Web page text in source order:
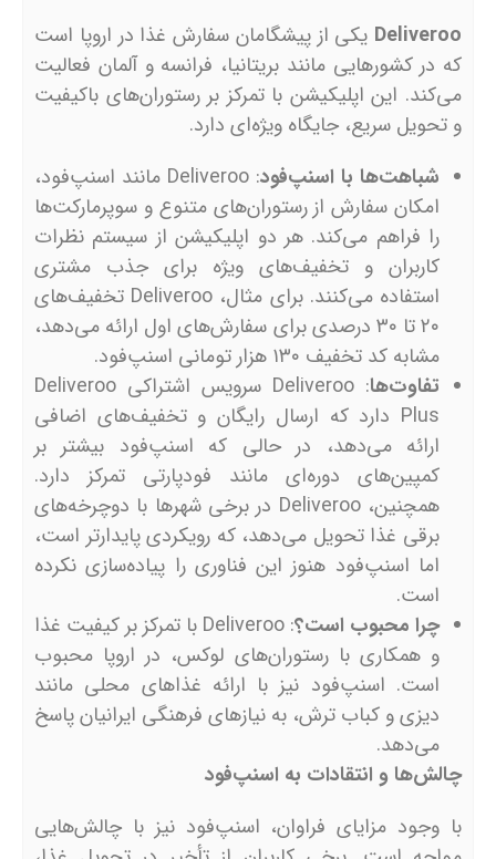
Deliveroo یکی از پیشگامان سفارش غذا در اروپا است
که در کشورهایی مانند بریتانیا، فرانسه و آلمان فعالیت
می‌کند. این اپلیکیشن با تمرکز بر رستوران‌های باکیفیت
و تحویل سریع، جایگاه ویژه‌ای دارد.
شباهت‌ها با اسنپ‌فود
: Deliveroo مانند اسنپ‌فود،
امکان سفارش از رستوران‌های متنوع و سوپرمارکت‌ها
را فراهم می‌کند. هر دو اپلیکیشن از سیستم نظرات
کاربران و تخفیف‌های ویژه برای جذب مشتری
استفاده می‌کنند. برای مثال، Deliveroo تخفیف‌های
۲۰ تا ۳۰ درصدی برای سفارش‌های اول ارائه می‌دهد،
مشابه کد تخفیف ۱۳۰ هزار تومانی اسنپ‌فود.
تفاوت‌ها
: Deliveroo سرویس اشتراکی Deliveroo
Plus دارد که ارسال رایگان و تخفیف‌های اضافی
ارائه می‌دهد، در حالی که اسنپ‌فود بیشتر بر
کمپین‌های دوره‌ای مانند فودپارتی تمرکز دارد.
همچنین، Deliveroo در برخی شهرها با دوچرخه‌های
برقی غذا تحویل می‌دهد، که رویکردی پایدارتر است،
اما اسنپ‌فود هنوز این فناوری را پیاده‌سازی نکرده
است.
چرا محبوب است؟
: Deliveroo با تمرکز بر کیفیت غذا
و همکاری با رستوران‌های لوکس، در اروپا محبوب
است. اسنپ‌فود نیز با ارائه غذاهای محلی مانند
دیزی و کباب ترش، به نیازهای فرهنگی ایرانیان پاسخ
می‌دهد.
چالش‌ها و انتقادات به اسنپ‌فود
با وجود مزایای فراوان، اسنپ‌فود نیز با چالش‌هایی